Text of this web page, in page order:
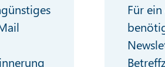
Für